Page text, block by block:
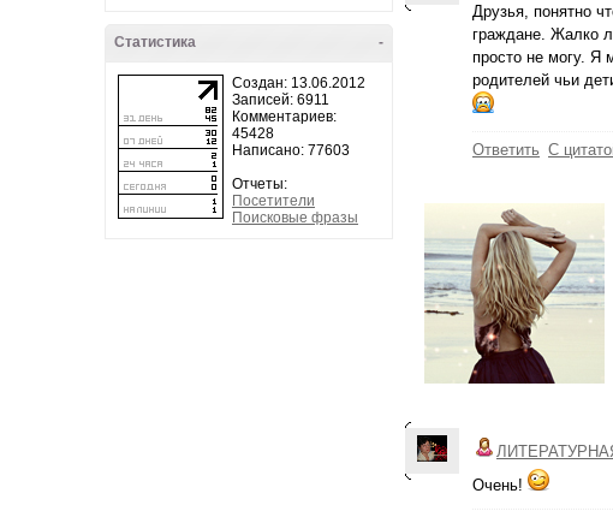
-
Статистика
Создан: 13.06.2012
Записей: 6911
Комментариев:
45428
Написано: 77603
Отчеты:
Посетители
Поисковые фразы
Друзья, понятно
граждане. Жалко
просто не могу. Я
родителей чьи
Ответить С
Очень!